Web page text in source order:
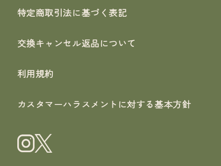
特定商取引法に基づく表記
交換キャンセル返品について
利用規約
カスタマーハラスメントに対する基本方針